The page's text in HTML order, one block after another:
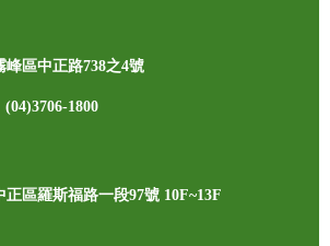
峰區中正路738之4號
(04)3706-1800
正區羅斯福路一段97號 10F~13F